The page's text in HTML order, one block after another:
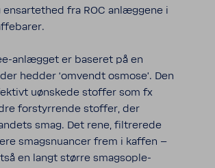
ensar­tethed fra ROC anlæg­gene i
​anlægget er baseret på en
hedder ‘omvendt osmose’. Den
uønskede stoffer som fx
forstyr­rende stoffer, der
smag. Det rene, filtre­rede
smagsnu­ancer frem i kaffen –
en langt større smags­op­le­